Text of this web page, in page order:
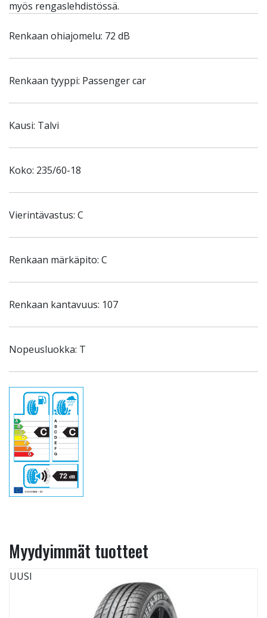
myös rengaslehdistössä.
Renkaan ohiajomelu: 72 dB
Renkaan tyyppi: Passenger car
Kausi: Talvi
Koko: 235/60-18
Vierintävastus: C
Renkaan märkäpito: C
Renkaan kantavuus: 107
Nopeusluokka: T
Myydyimmät tuotteet
UUSI